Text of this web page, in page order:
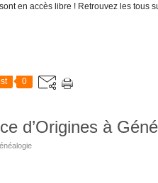
en accès libre ! Retrouvez les tous
0
d’Origines à